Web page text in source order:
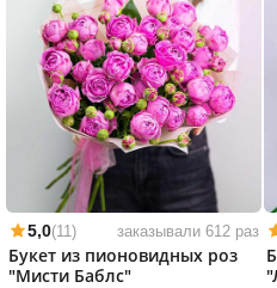
5,0(11) заказывали 612 раз
Букет из пионовидных роз
"Мисти Баблс"